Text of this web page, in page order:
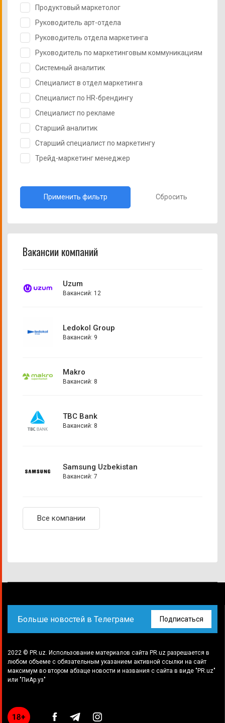
Продуктовый маркетолог
Руководитель арт-отдела
Руководитель отдела маркетинга
Руководитель по маркетинговым коммуникациям
Системный аналитик
Специалист в отдел маркетинга
Специалист по HR-брендингу
Специалист по рекламе
Старший аналитик
Старший специалист по маркетингу
Трейд-маркетинг менеджер
Сбросить
Вакансии компаний
Uzum
Вакансий: 12
Ledokol Group
Вакансий: 9
Makro
Вакансий: 8
TBC Bank
Вакансий: 8
Samsung Uzbekistan
Вакансий: 7
Все компании
Больше новостей в Телеграме Подписаться
2022 © PR.uz. Использование материалов сайта PR.uz разрешается в
любом объеме с обязательным указанием активной ссылки на сайт
максимум во втором абзаце новости и названия с сайта в виде "PR.uz"
или "ПиАр.уз"